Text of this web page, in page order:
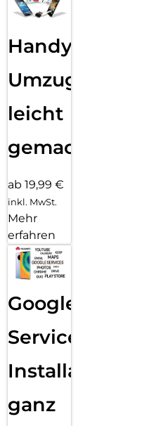
Handy
Umzug
leicht
gemacht!
ab 19,99 €
inkl. MwSt.
Mehr
erfahren
Google
Services
Installation
ganz